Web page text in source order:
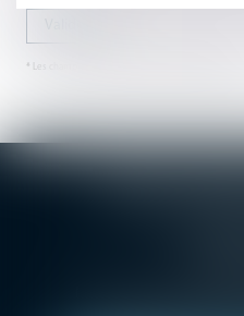
* Les champs suivis d'un astérisque sont obligatoires.